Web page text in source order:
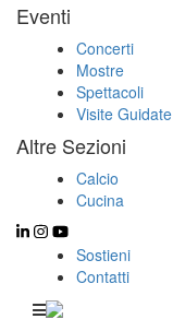
Eventi
Concerti
Mostre
Spettacoli
Visite Guidate
Altre Sezioni
Calcio
Cucina
Sostieni
Contatti